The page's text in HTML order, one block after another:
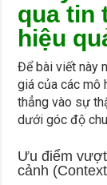
qua tin
hiệu
Để bài viết này
giá của các mô
thẳng vào sự
dưới góc độ
Ưu điểm
cảnh